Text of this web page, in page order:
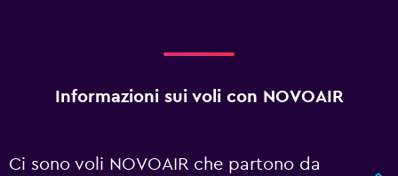
Informazioni sui voli con NOVOAIR
Ci sono voli NOVOAIR che partono da